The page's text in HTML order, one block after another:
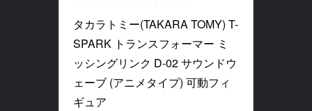
タカラトミー(TAKARA TOMY) T-
SPARK トランスフォーマー ミ
ッシングリンク D-02 サウンドウ
ェーブ (アニメタイプ) 可動フィ
ギュア